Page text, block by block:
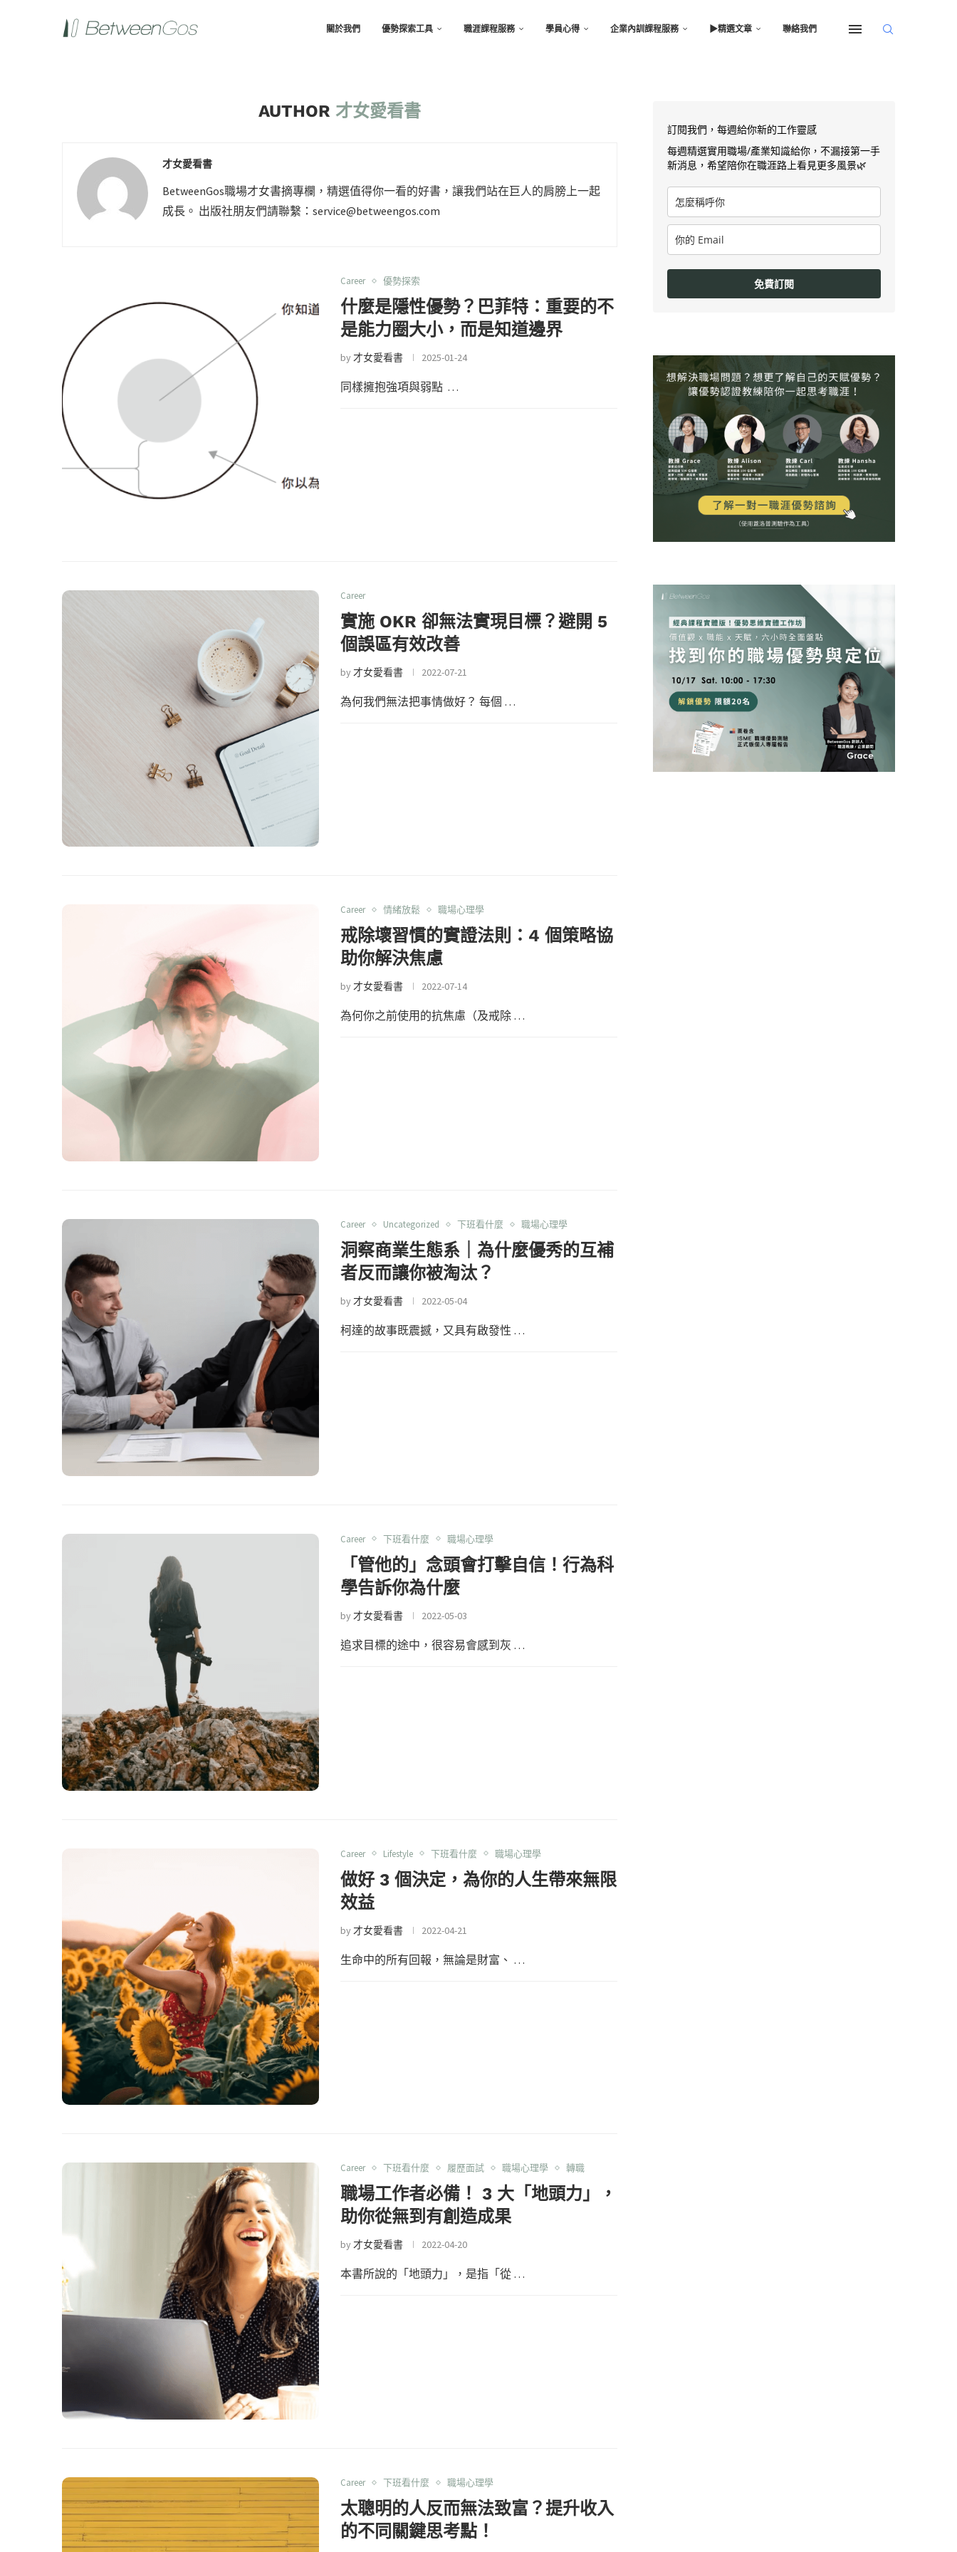
關於我們 優勢探索工具 職涯課程服務 學員心得 企業內訓課程服務 ▶︎精選文章 聯絡我們
AUTHOR 才女愛看書
才女愛看書
BetweenGos職場才女書摘專欄，精選值得你一看的好書，讓我們站在巨人的肩膀上一起
成長。 出版社朋友們請聯繫： service@betweengos.com
Career 優勢探索
什麼是隱性優勢？巴菲特：重要的不
是能力圈大小，而是知道邊界
by才女愛看書 2025-01-24
同樣擁抱強項與弱點 …
Career
實施 OKR 卻無法實現目標？避開 5
個誤區有效改善
by才女愛看書 2022-07-21
為何我們無法把事情做好？ 每個 …
Career 情緒放鬆 職場心理學
戒除壞習慣的實證法則：4 個策略協
助你解決焦慮
by才女愛看書 2022-07-14
為何你之前使用的抗焦慮（及戒除 …
Career Uncategorized 下班看什麼 職場心理學
洞察商業生態系｜為什麼優秀的互補
者反而讓你被淘汰？
by才女愛看書 2022-05-04
柯達的故事既震撼，又具有啟發性 …
Career 下班看什麼 職場心理學
「管他的」念頭會打擊自信！行為科
學告訴你為什麼
by才女愛看書 2022-05-03
追求目標的途中，很容易會感到灰 …
Career Lifestyle 下班看什麼 職場心理學
做好 3 個決定，為你的人生帶來無限
效益
by才女愛看書 2022-04-21
生命中的所有回報，無論是財富、 …
Career 下班看什麼 履歷面試 職場心理學 轉職
職場工作者必備！ 3 大「地頭力」，
助你從無到有創造成果
by才女愛看書 2022-04-20
本書所說的「地頭力」，是指「從 …
Career 下班看什麼 職場心理學
太聰明的人反而無法致富？提升收入
的不同關鍵思考點！
訂閱我們，每週給你新的工作靈感
每週精選實用職場/產業知識給你，不漏接第一手
新消息，希望陪你在職涯路上看見更多風景🌿
免費訂閱